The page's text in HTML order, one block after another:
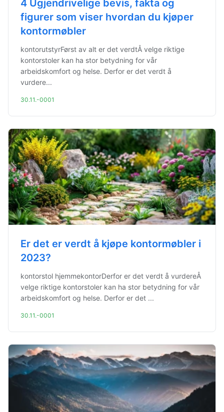
4 Ugjendrivelige bevis, fakta og
figurer som viser hvordan du kjøper
kontormøbler
kontorutstyrFørst av alt er det verdtÅ velge riktige
kontorstoler kan ha stor betydning for vår
arbeidskomfort og helse. Derfor er det verdt å
vurdere...
30.11.-0001
Er det er verdt å kjøpe kontormøbler i
2023?
kontorstol hjemmekontorDerfor er det verdt å vurdereÅ
velge riktige kontorstoler kan ha stor betydning for vår
arbeidskomfort og helse. Derfor er det ...
30.11.-0001